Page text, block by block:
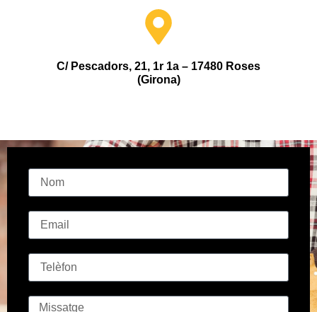
C/ Pescadors, 21, 1r 1a – 17480 Roses
(Girona)